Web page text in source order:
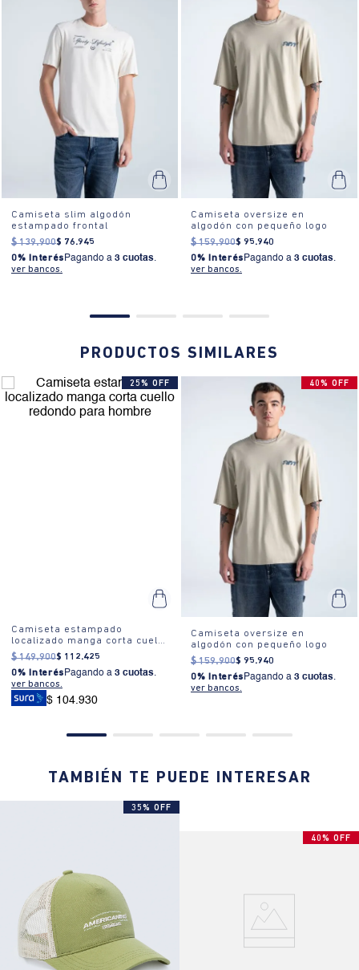
Camiseta slim algodón
estampado frontal
$ 139.900$ 76.945
0% Interés Pagando a 3 cuotas.
ver bancos.
Camiseta oversize en
algodón con pequeño logo
$ 159.900$ 95.940
0% Interés Pagando a 3 cuotas.
ver bancos.
PRODUCTOS SIMILARES
25% OFF
Camiseta estampado
localizado manga corta cuello
redondo para hombre
$ 149.900$ 112.425
0% Interés Pagando a 3 cuotas.
ver bancos.
$ 104.930
40% OFF
Camiseta oversize en
algodón con pequeño logo
$ 159.900$ 95.940
0% Interés Pagando a 3 cuotas.
ver bancos.
TAMBIÉN TE PUEDE INTERESAR
35% OFF
40% OFF